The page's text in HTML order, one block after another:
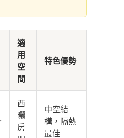
適
用
空
間
特色優勢
西
曬
房
中空結
構，隔熱
最佳